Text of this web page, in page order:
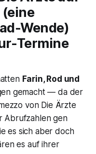
Wende)
Termine
Farin, Rod und
gemacht — da der
von Die Ärzte
Abrufzahlen gen
es sich aber doch
es auf ihrer